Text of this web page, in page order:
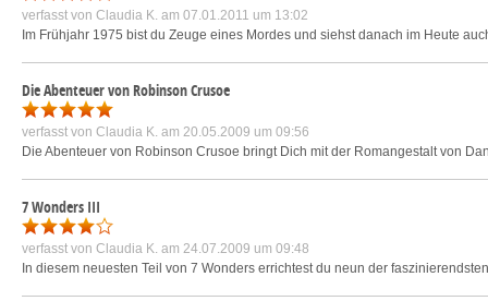
verfasst von Claudia K. am 07.01.2011 um 13:02
Im Frühjahr 1975 bist du Zeuge eines Mordes und siehst danach im Heute
Die Abenteuer von Robinson Crusoe
verfasst von Claudia K. am 20.05.2009 um 09:56
Die Abenteuer von Robinson Crusoe bringt Dich mit der Romangestalt von
7 Wonders III
verfasst von Claudia K. am 24.07.2009 um 09:48
In diesem neuesten Teil von 7 Wonders errichtest du neun der